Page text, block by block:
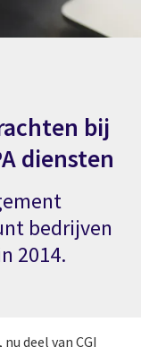
bij
diensten
bedrijven
2014.
nu deel van CGI